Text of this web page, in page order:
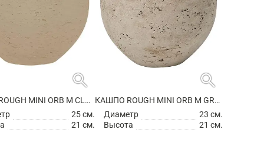
search
КАШПО ROUGH MINI ORB M CLAY WASHED
25 см.
21 см.
search
КАШПО ROUGH MINI ORB M GREY WASHED
Диаметр
23 см.
Высота
21 см.